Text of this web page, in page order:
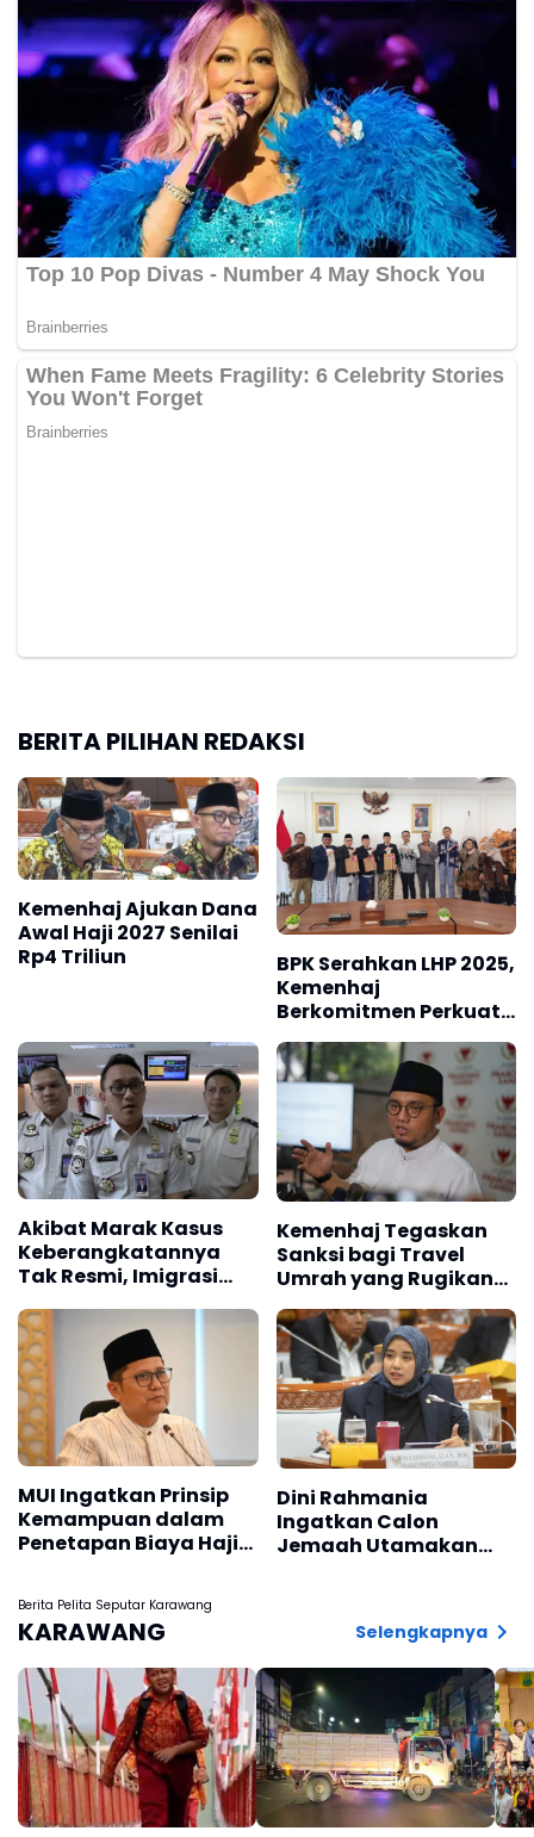
BERITA PILIHAN REDAKSI
Kemenhaj Ajukan Dana
Awal Haji 2027 Senilai
Rp4 Triliun
BPK Serahkan LHP 2025,
Kemenhaj
Berkomitmen Perkuat
Akibat Marak Kasus
Keberangkatannya
Tak Resmi, Imigrasi
Paspor Haji dan Umrah
Kemenhaj Tegaskan
Sanksi bagi Travel
Umrah yang Rugikan
Jemaah
MUI Ingatkan Prinsip
Kemampuan dalam
Penetapan Biaya Haji
Dini Rahmania
Ingatkan Calon
Jemaah Utamakan
Berita Pelita Seputar Karawang
KARAWANG Selengkapnya